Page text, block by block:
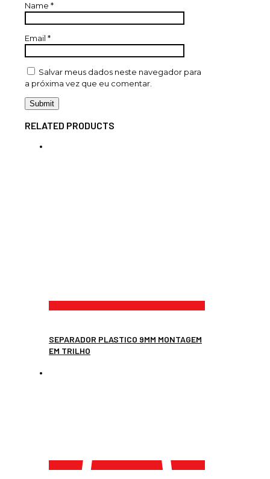
Name *
Email *
Salvar meus dados neste navegador para
a próxima vez que eu comentar.
RELATED PRODUCTS
SEPARADOR PLASTICO 9MM MONTAGEM
EM TRILHO